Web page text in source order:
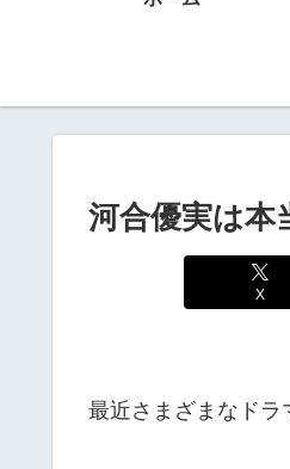
河合優実は本
X
最近さまざまなドラ